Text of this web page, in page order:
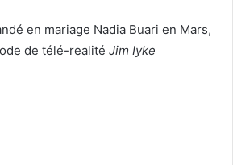
en mariage Nadia Buari en Mars,
de télé-realité Jim Iyke